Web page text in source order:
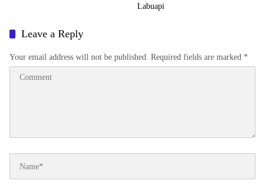
Labuapi
Leave a Reply
Your email address will not be published. Required fields are marked *